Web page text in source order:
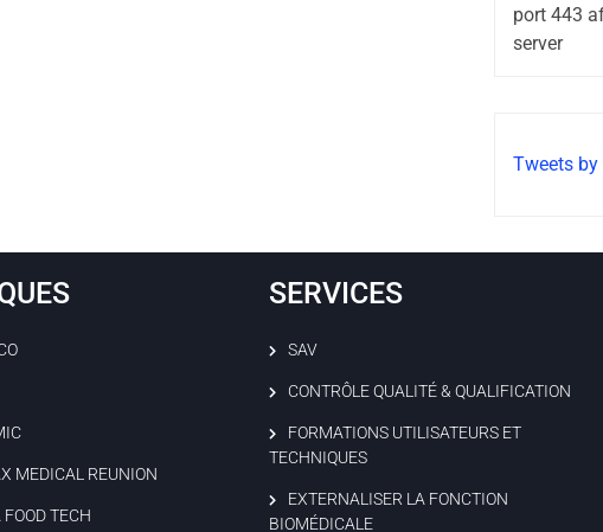
port 443
server
Tweets
MEDICAL REUNION
TECH
SERVICES
SAV
CONTRÔLE QUALITÉ & QUALIFICATION
FORMATIONS UTILISATEURS ET
TECHNIQUES
EXTERNALISER LA FONCTION
BIOMÉDICALE